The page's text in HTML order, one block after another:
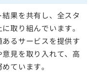
果を共有し、全スタ
取り組んでいます。
るサービスを提供す
見を取り入れて、高
ています。